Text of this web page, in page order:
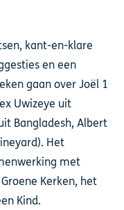
kant-en-klare
en een
gaan over Joël 1
Uwizeye uit
Bangladesh, Albert
Het
met
Kerken, het
Kind.